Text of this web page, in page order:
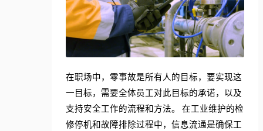
在职场中，零事故是所有人的目标，要实现这
一目标，需要全体员工对此目标的承诺，以及
支持安全工作的流程和方法。 在工业维护的检
修停机和故障排除过程中，信息流通是确保工